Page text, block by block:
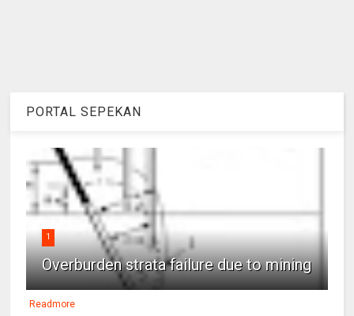
PORTAL SEPEKAN
1
Overburden strata failure due to mining
Readmore